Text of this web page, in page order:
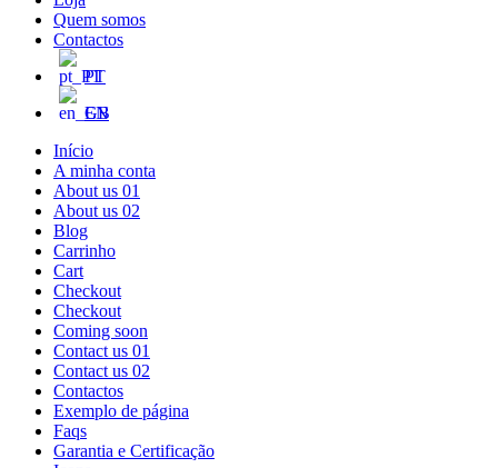
Quem somos
Contactos
PT
EN
Início
A minha conta
About us 01
About us 02
Blog
Carrinho
Cart
Checkout
Checkout
Coming soon
Contact us 01
Contact us 02
Contactos
Exemplo de página
Faqs
Garantia e Certificação